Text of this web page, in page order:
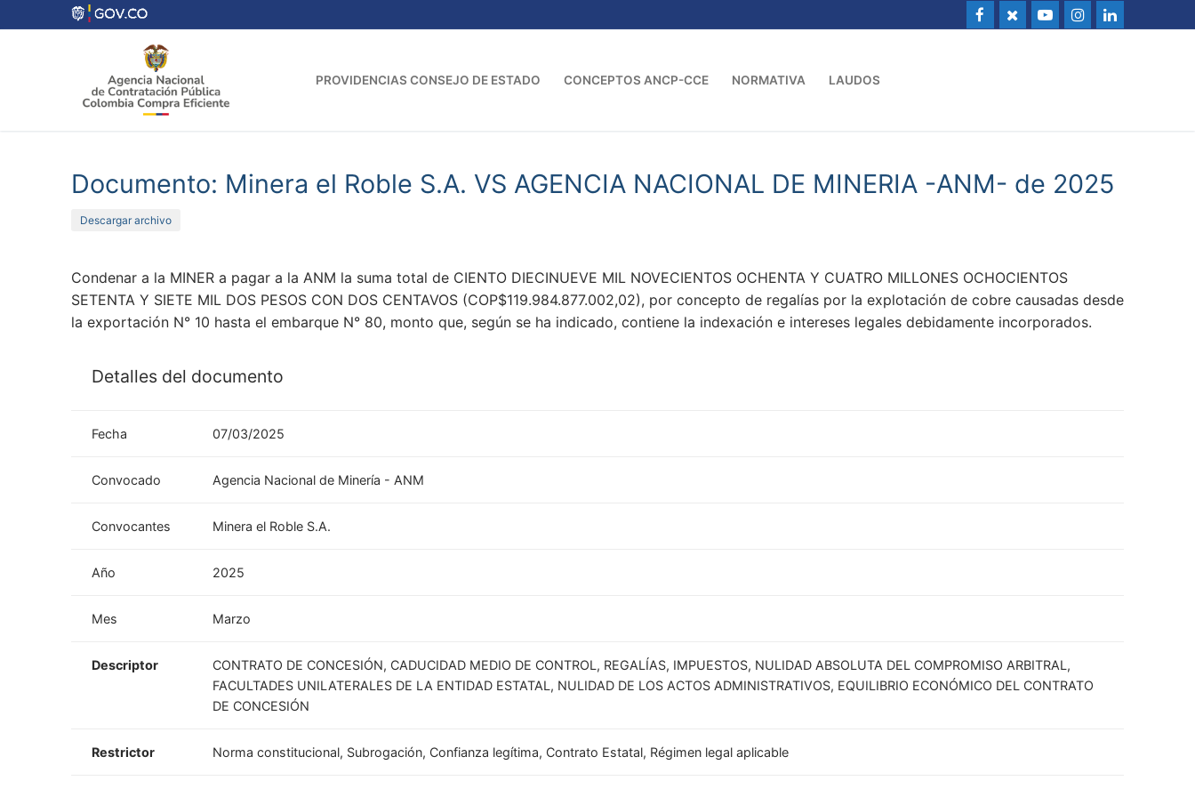
al
PROVIDENCIAS CONSEJO DE ESTADO CONCEPTOS ANCP-CCE NORMATIVA LAUDOS
Documento: Minera el Roble S.A. VS AGENCIA NACIONAL DE MINERIA -ANM- de 2025
Descargar archivo
Condenar a la MINER a pagar a la ANM la suma total de CIENTO DIECINUEVE MIL NOVECIENTOS OCHENTA Y CUATRO MILLONES OCHOCIENTOS
SETENTA Y SIETE MIL DOS PESOS CON DOS CENTAVOS (COP$119.984.877.002,02), por concepto de regalías por la explotación de cobre causadas desde
la exportación N° 10 hasta el embarque N° 80, monto que, según se ha indicado, contiene la indexación e intereses legales debidamente incorporados.
Detalles del documento
Fecha 07/03/2025
Convocado Agencia Nacional de Minería - ANM
Convocantes Minera el Roble S.A.
Año 2025
Mes Marzo
Descriptor
CONTRATO DE CONCESIÓN, CADUCIDAD MEDIO DE CONTROL, REGALÍAS, IMPUESTOS, NULIDAD ABSOLUTA DEL COMPROMISO ARBITRAL,
FACULTADES UNILATERALES DE LA ENTIDAD ESTATAL, NULIDAD DE LOS ACTOS ADMINISTRATIVOS, EQUILIBRIO ECONÓMICO DEL CONTRATO
DE CONCESIÓN
Restrictor Norma constitucional, Subrogación, Confianza legítima, Contrato Estatal, Régimen legal aplicable